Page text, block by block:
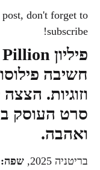
don't forget to
subscribe!
חשיבה
וזוגיות. הצצה
סרט העוסק
ואהבה.
בריטניה 2025, שפה: